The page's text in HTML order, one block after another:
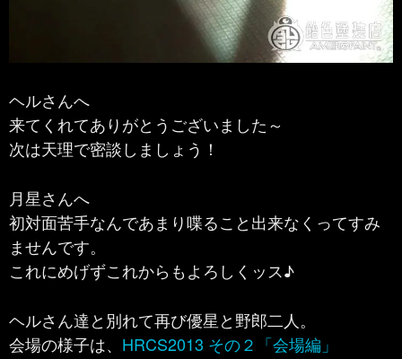
ヘルさんへ
来てくれてありがとうございました～
次は天理で密談しましょう！
月星さんへ
初対面苦手なんであまり喋ること出来なくってすみ
ませんです。
これにめげずこれからもよろしくッス♪
ヘルさん達と別れて再び優星と野郎二人。
会場の様子は、 HRCS2013 その２「会場編」